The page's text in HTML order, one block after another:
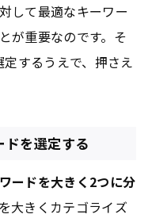
して最適なキーワー
が重要なのです。そ
するうえで、押さえ
ドを選定する
ードを大きく2つに分
大きくカテゴライズ